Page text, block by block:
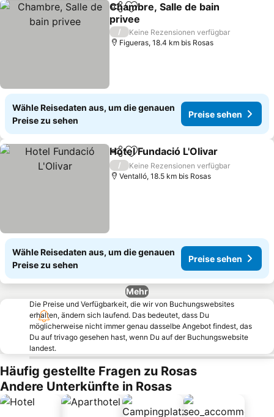
TeilenZu Favoriten hinzufügen
Chambre, Salle de bain
privee
Preise sehen
/
Keine Rezensionen verfügbar
Figueras, 18.4 km bis Rosas
Wähle Reisedaten aus, um die genauen
Preise zu sehen
Preise sehen
TeilenZu Favoriten hinzufügen
Hotel Fundació L'Olivar
/
Keine Rezensionen verfügbar
Ventalló, 18.5 km bis Rosas
Wähle Reisedaten aus, um die genauen
Preise zu sehen
Preise sehen
Mehr
Die Preise und Verfügbarkeit, die wir von Buchungswebsites
erhalten, ändern sich laufend. Das bedeutet, dass Du
möglicherweise nicht immer genau dasselbe Angebot findest, das
Du auf trivago gesehen hast, wenn Du auf der Buchungswebsite
landest.
Häufig gestellte Fragen zu Rosas
Andere Unterkünfte in Rosas